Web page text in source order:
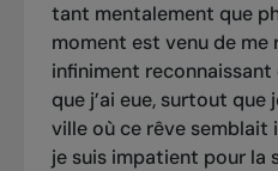
tant mentalement que
moment est venu de me
infiniment reconnaissant
que j’ai eue, surtout que
ville où ce rêve semblait
je suis impatient pour la